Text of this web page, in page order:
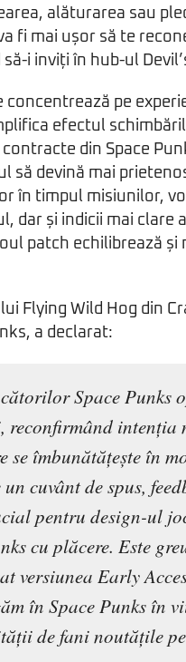
alăturarea sau
fi mai ușor să te
i inviți în hub-ul
concentrează pe
efectul
din Space
să devină mai
în timpul misiunilor,
dar și indicii mai clare
patch echilibrează
Flying Wild Hog din
a declarat:
Space Punks
intenția
se îmbunătățește în
cuvânt de spus,
pentru design-ul
cu plăcere. Este
versiunea Early
în Space Punks în
de fani noutățile